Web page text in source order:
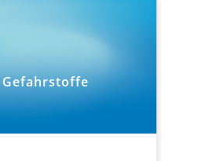
Gefahrstoffe